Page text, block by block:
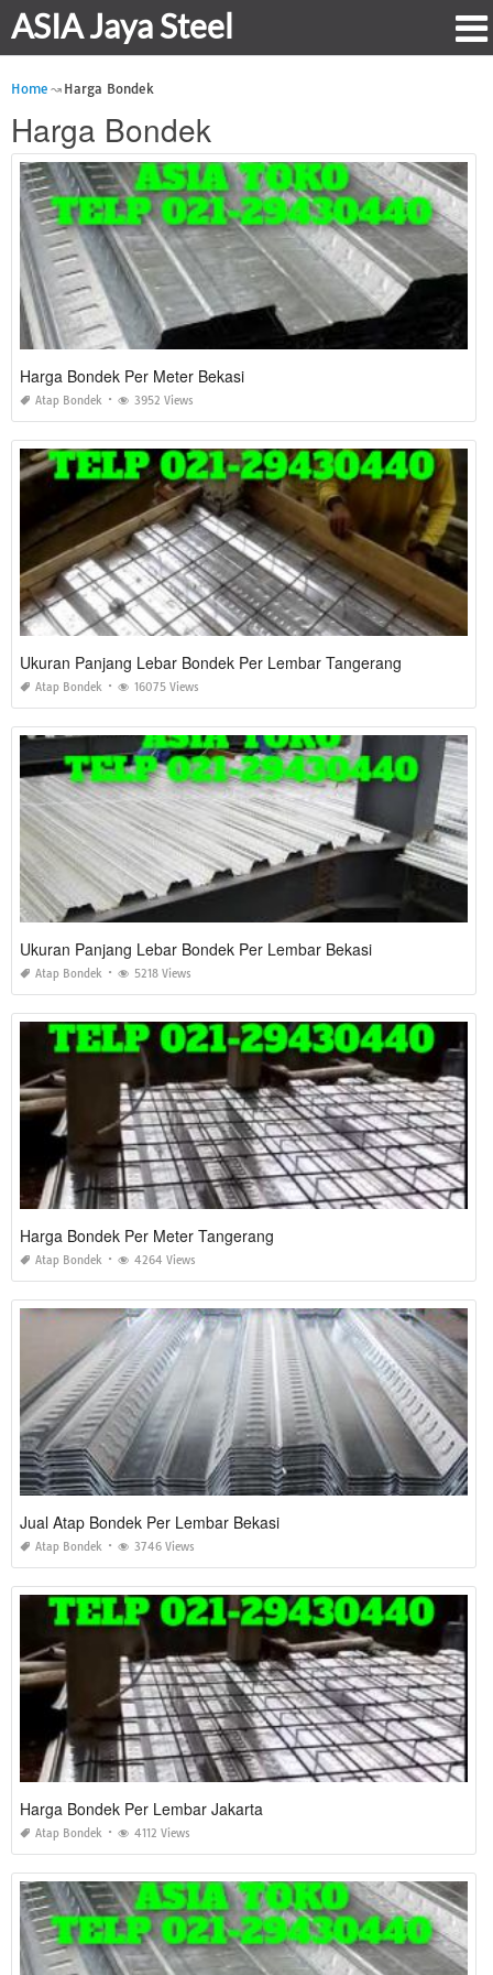
ASIA Jaya Steel
Home Harga Bondek
Harga Bondek
Harga Bondek Per Meter Bekasi
Atap Bondek 3952 Views
Ukuran Panjang Lebar Bondek Per Lembar Tangerang
Atap Bondek 16075 Views
Ukuran Panjang Lebar Bondek Per Lembar Bekasi
Atap Bondek 5218 Views
Harga Bondek Per Meter Tangerang
Atap Bondek 4264 Views
Jual Atap Bondek Per Lembar Bekasi
Atap Bondek 3746 Views
Harga Bondek Per Lembar Jakarta
Atap Bondek 4112 Views